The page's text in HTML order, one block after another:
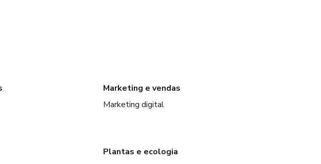
Marketing e vendas
Marketing digital
Plantas e ecologia